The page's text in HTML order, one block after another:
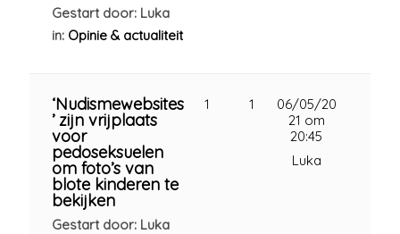
Gestart door: Luka
in: Opinie & actualiteit
‘Nudismewebsites
’ zijn vrijplaats
voor
pedoseksuelen
om foto’s van
blote kinderen te
bekijken
Gestart door: Luka
1 1
06/05/20
21 om
20:45
Luka